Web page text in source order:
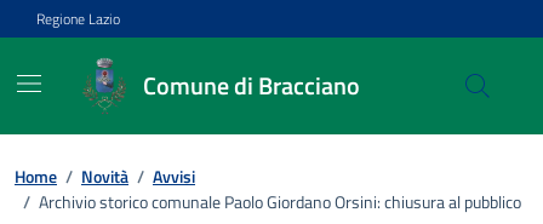
Vai ai contenuti
Vai al footer
Regione Lazio
Comune di Bracciano
Home / Novità / Avvisi
/ Archivio storico comunale Paolo Giordano Orsini: chiusura al pubblico